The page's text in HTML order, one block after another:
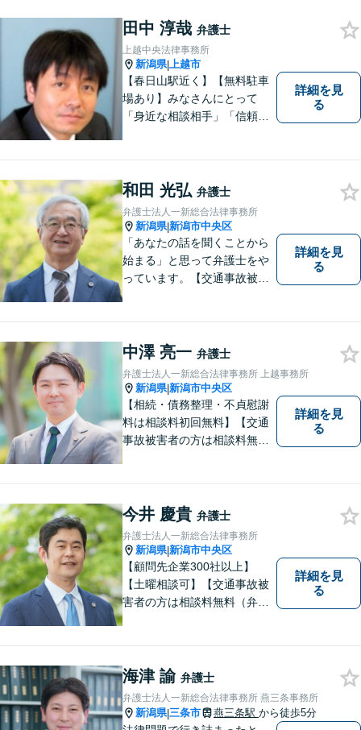
田中 淳哉 弁護士
上越中央法律事務所
新潟県|上越市
【春日山駅近く】【無料駐車
場あり】みなさんにとって
「身近な相談相手」「信頼で
人お一人の不安や悩みをしっ
かり受け止め、丁寧な対応を
心がけます。お気軽にご相談
ください。
詳細を見
る
和田 光弘 弁護士
弁護士法人一新総合法律事務所
新潟県|新潟市中央区
「あなたの話を聞くことから
始まる」と思って弁護士をや
っています。【交通事故被害
災・不貞慰謝料は相談料初回
無料】【顧問先企業300社以
上】
詳細を見
る
中澤 亮一 弁護士
弁護士法人一新総合法律事務所 上越事務所
新潟県|新潟市中央区
【相続・債務整理・不貞慰謝
料は相談料初回無料】【交通
事故被害者の方は相談料無料
思っています。
詳細を見
る
今井 慶貴 弁護士
弁護士法人一新総合法律事務所
新潟県|新潟市中央区
【顧問先企業300社以上】
【土曜相談可】【交通事故被
害者の方は相談料無料（弁護
無料】
詳細を見
る
海津 諭 弁護士
弁護士法人一新総合法律事務所 燕三条事務所
新潟県|三条市 燕三条駅 から徒歩5分